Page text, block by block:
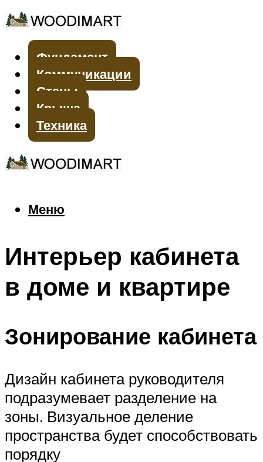
Фундамент
Коммуникации
Стены
Крыша
Техника
Меню
Меню
Интерьер кабинета
в доме и квартире
Зонирование кабинета
Дизайн кабинета руководителя
подразумевает разделение на
зоны. Визуальное деление
пространства будет способствовать
порядку